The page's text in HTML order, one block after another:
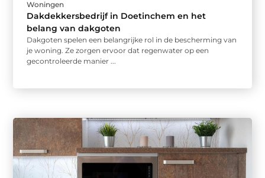
Woningen
Dakdekkersbedrijf in Doetinchem en het
belang van dakgoten
Dakgoten spelen een belangrijke rol in de bescherming van
je woning. Ze zorgen ervoor dat regenwater op een
gecontroleerde manier ...